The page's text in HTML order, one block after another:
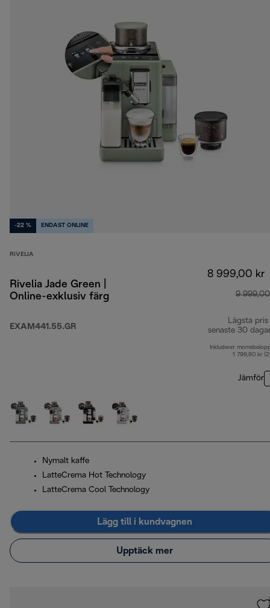
-22 % ENDAST ONLINE
RIVELIA
Rivelia Jade Green |
Online-exklusiv färg
EXAM441.55.GR
8 999,00 kr
9
Lägsta pris
senaste 30
Inkluderat
1 799,80 kr
Jämför
Nymalt kaffe
LatteCrema Hot Technology
LatteCrema Cool Technology
Lägg till i kundvagnen
Upptäck mer